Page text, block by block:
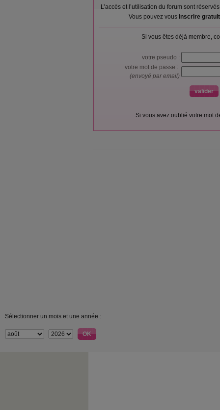
L’accès et l’utilisation du forum sont
Vous pouvez vous inscrire
Si vous êtes déjà membre,
votre pseudo :
votre mot de passe :
(envoyé par email)
Si vous avez oublié votre mot
Sélectionner un mois et une année :